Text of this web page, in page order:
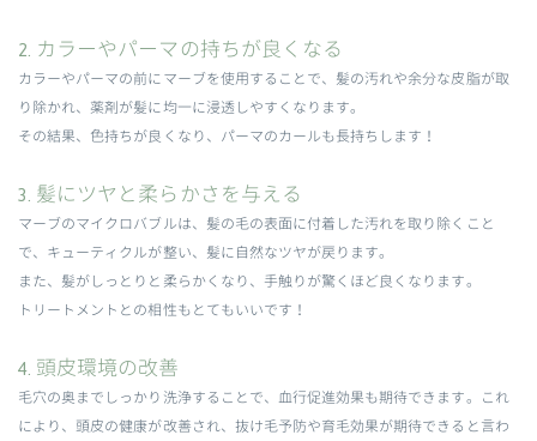
2. カラーやパーマの持ちが良くなる
カラーやパーマの前にマーブを使用することで、髪の汚れや余分な皮脂が取
り除かれ、薬剤が髪に均一に浸透しやすくなります。
その結果、色持ちが良くなり、パーマのカールも長持ちします！
3. 髪にツヤと柔らかさを与える
マーブのマイクロバブルは、髪の毛の表面に付着した汚れを取り除くこと
で、キューティクルが整い、髪に自然なツヤが戻ります。
また、髪がしっとりと柔らかくなり、手触りが驚くほど良くなります。
トリートメントとの相性もとてもいいです！
4. 頭皮環境の改善
毛穴の奥までしっかり洗浄することで、血行促進効果も期待できます。これ
により、頭皮の健康が改善され、抜け毛予防や育毛効果が期待できると言わ